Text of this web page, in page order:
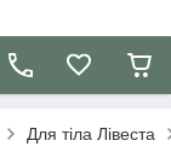
Для тіла Лівеста